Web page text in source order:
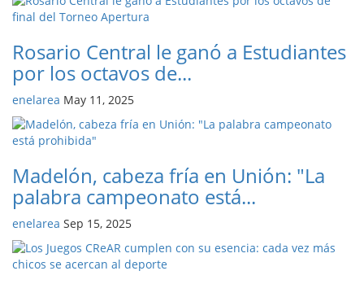
Rosario Central le ganó a Estudiantes
por los octavos de...
enelarea May 11, 2025
Madelón, cabeza fría en Unión: "La
palabra campeonato está...
enelarea Sep 15, 2025